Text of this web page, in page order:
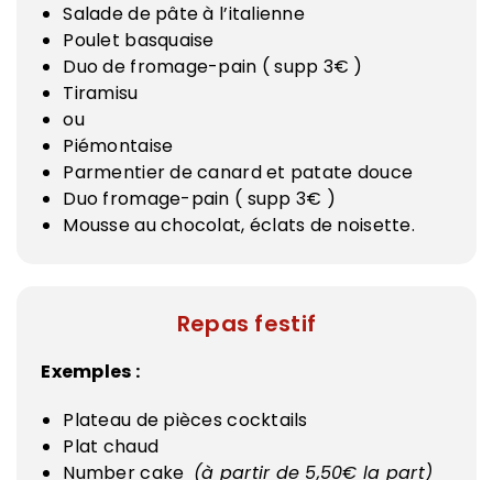
Salade de pâte à l’italienne
Poulet basquaise
Duo de fromage-pain ( supp 3€ )
Tiramisu
ou
Piémontaise
Parmentier de canard et patate douce
Duo fromage-pain ( supp 3€ )
Mousse au chocolat, éclats de noisette.
Repas festif
Exemples :
Plateau de pièces cocktails
Plat chaud
Number cake (à partir de 5,50€ la part)